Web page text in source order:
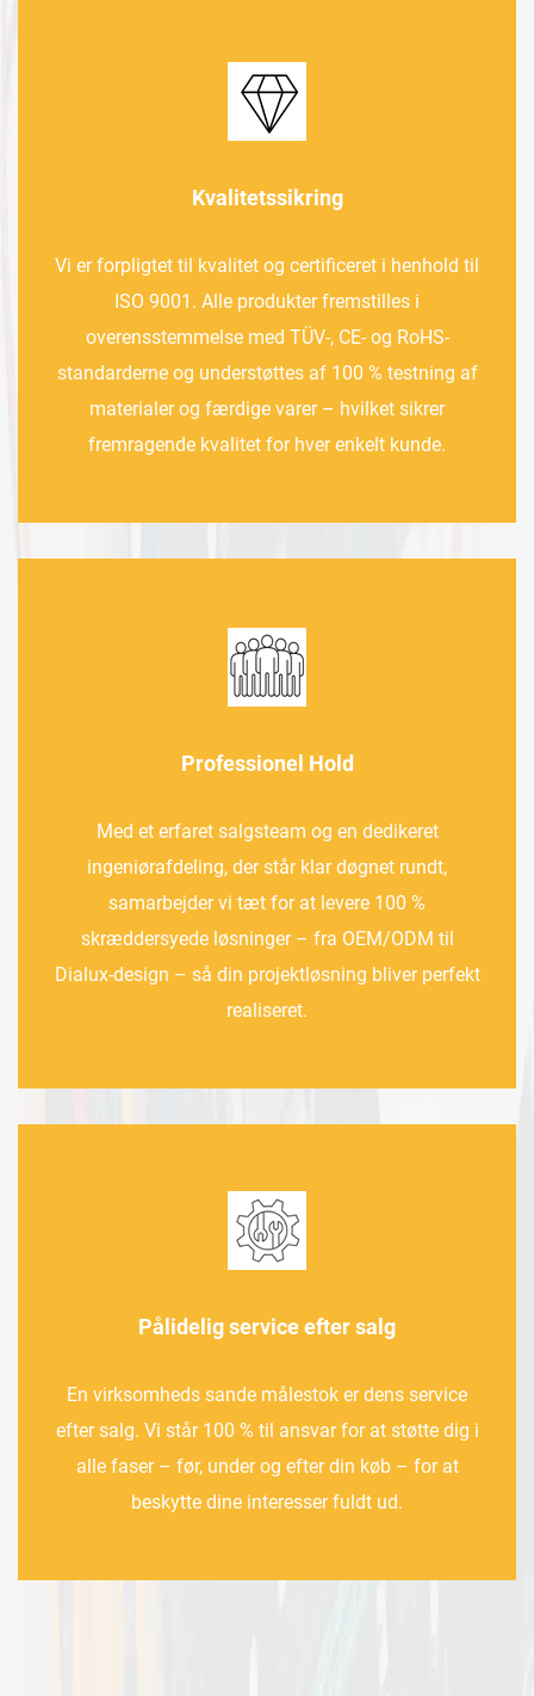
Kvalitetssikring
Vi er forpligtet til kvalitet og certificeret i henhold til
ISO 9001. Alle produkter fremstilles i
overensstemmelse med TÜV-, CE- og RoHS-
standarderne og understøttes af 100 % testning af
materialer og færdige varer – hvilket sikrer
fremragende kvalitet for hver enkelt kunde.
Professionel Hold
Med et erfaret salgsteam og en dedikeret
ingeniørafdeling, der står klar døgnet rundt,
samarbejder vi tæt for at levere 100 %
skræddersyede løsninger – fra OEM/ODM til
Dialux-design – så din projektløsning bliver perfekt
realiseret.
Pålidelig service efter salg
En virksomheds sande målestok er dens service
efter salg. Vi står 100 % til ansvar for at støtte dig i
alle faser – før, under og efter din køb – for at
beskytte dine interesser fuldt ud.